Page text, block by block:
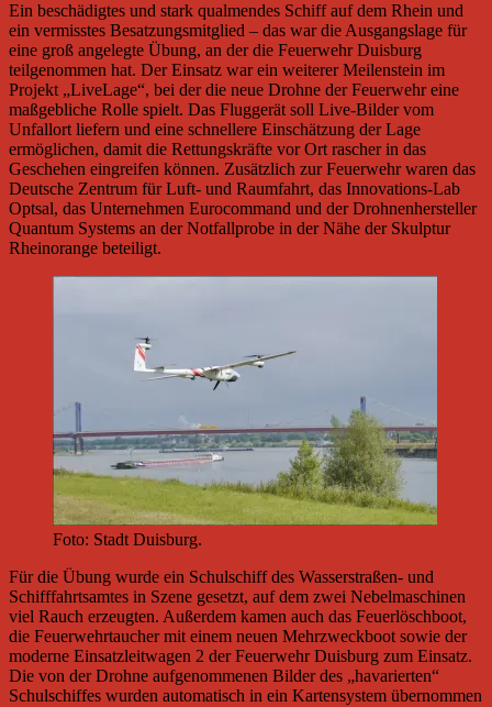
Ein beschädigtes und stark qualmendes Schiff auf dem Rhein und
ein vermisstes Besatzungsmitglied – das war die Ausgangslage für
eine groß angelegte Übung, an der die Feuerwehr Duisburg
teilgenommen hat. Der Einsatz war ein weiterer Meilenstein im
Projekt „LiveLage“, bei der die neue Drohne der Feuerwehr eine
maßgebliche Rolle spielt. Das Fluggerät soll Live-Bilder vom
Unfallort liefern und eine schnellere Einschätzung der Lage
ermöglichen, damit die Rettungskräfte vor Ort rascher in das
Geschehen eingreifen können. Zusätzlich zur Feuerwehr waren das
Deutsche Zentrum für Luft- und Raumfahrt, das Innovations-Lab
Optsal, das Unternehmen Eurocommand und der Drohnenhersteller
Quantum Systems an der Notfallprobe in der Nähe der Skulptur
Rheinorange beteiligt.
Foto: Stadt Duisburg.
Für die Übung wurde ein Schulschiff des Wasserstraßen- und
Schifffahrtsamtes in Szene gesetzt, auf dem zwei Nebelmaschinen
viel Rauch erzeugten. Außerdem kamen auch das Feuerlöschboot,
die Feuerwehrtaucher mit einem neuen Mehrzweckboot sowie der
moderne Einsatzleitwagen 2 der Feuerwehr Duisburg zum Einsatz.
Die von der Drohne aufgenommenen Bilder des „havarierten“
Schulschiffes wurden automatisch in ein Kartensystem übernommen